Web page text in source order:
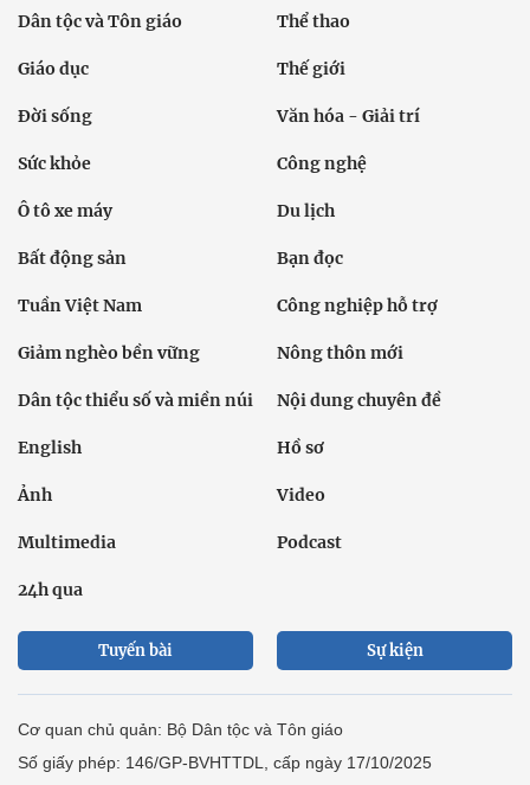
Dân tộc và Tôn giáo Thể thao
Giáo dục Thế giới
Đời sống Văn hóa - Giải trí
Sức khỏe Công nghệ
Ô tô xe máy Du lịch
Bất động sản Bạn đọc
Tuần Việt Nam Công nghiệp hỗ trợ
Giảm nghèo bền vững Nông thôn mới
Dân tộc thiểu số và miền núi Nội dung chuyên đề
English Hồ sơ
Ảnh Video
Multimedia Podcast
24h qua
Tuyến bài Sự kiện
Cơ quan chủ quản: Bộ Dân tộc và Tôn giáo
Số giấy phép: 146/GP-BVHTTDL, cấp ngày 17/10/2025